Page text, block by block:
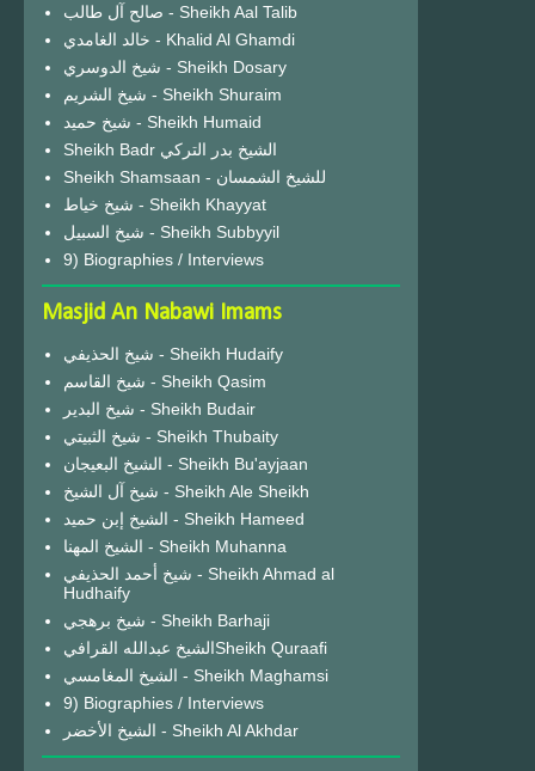
صالح آل طالب - Sheikh Aal Talib
خالد الغامدي - Khalid Al Ghamdi
شيخ الدوسري - Sheikh Dosary
شيخ الشريم - Sheikh Shuraim
شيخ حميد - Sheikh Humaid
Sheikh Badr الشيخ بدر التركي
Sheikh Shamsaan - للشيخ الشمسان
شيخ خياط - Sheikh Khayyat
شيخ السبيل - Sheikh Subbyyil
9) Biographies / Interviews
Masjid An Nabawi Imams
شيخ الحذيفي - Sheikh Hudaify
شيخ القاسم - Sheikh Qasim
شيخ البدير - Sheikh Budair
شيخ الثبيتي - Sheikh Thubaity
الشيخ البعيجان - Sheikh Bu'ayjaan
شيخ آل الشيخ - Sheikh Ale Sheikh
الشيخ إبن حميد - Sheikh Hameed
الشيخ المهنا - Sheikh Muhanna
شيخ أحمد الحذيفي - Sheikh Ahmad al
Hudhaify
شيخ برهجي - Sheikh Barhaji
الشيخ عبدالله القرافيSheikh Quraafi
الشيخ المغامسي - Sheikh Maghamsi
9) Biographies / Interviews
الشيخ الأخضر - Sheikh Al Akhdar